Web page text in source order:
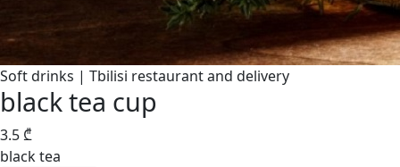
Soft drinks | Tbilisi restaurant and delivery
black tea cup
3.5₾
black tea